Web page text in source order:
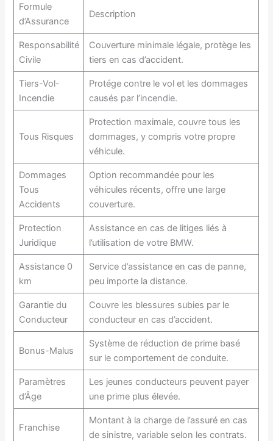
Formule
d’Assurance
Description
Responsabilité
Civile
Couverture minimale légale, protège les
tiers en cas d’accident.
Tiers-Vol-
Incendie
Protége contre le vol et les dommages
causés par l’incendie.
Tous Risques
Protection maximale, couvre tous les
dommages, y compris votre propre
véhicule.
Dommages
Tous
Accidents
Option recommandée pour les
véhicules récents, offre une large
couverture.
Protection
Juridique
Assistance en cas de litiges liés à
l’utilisation de votre BMW.
Assistance 0
km
Service d’assistance en cas de panne,
peu importe la distance.
Garantie du
Conducteur
Couvre les blessures subies par le
conducteur en cas d’accident.
Bonus-Malus
Système de réduction de prime basé
sur le comportement de conduite.
Paramètres
d’Âge
Les jeunes conducteurs peuvent payer
une prime plus élevée.
Franchise
Montant à la charge de l’assuré en cas
de sinistre, variable selon les contrats.